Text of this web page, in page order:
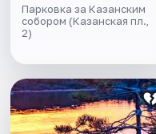
Парковка за Казанским
собором (Казанская пл.,
2)